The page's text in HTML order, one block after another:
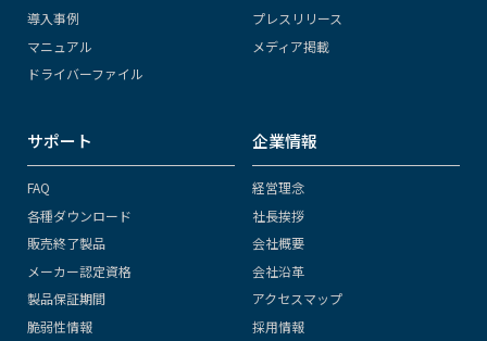
導入事例
マニュアル
ドライバーファイル
プレスリリース
メディア掲載
サポート
FAQ
各種ダウンロード
販売終了製品
メーカー認定資格
製品保証期間
脆弱性情報
企業情報
経営理念
社長挨拶
会社概要
会社沿革
アクセスマップ
採用情報